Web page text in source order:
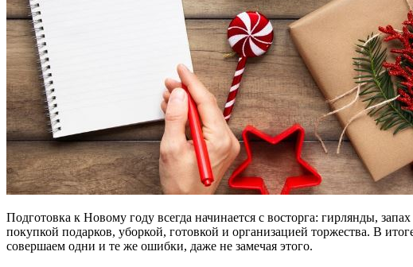
Подготовка к Новому году всегда начинается с восторга: гирлянды,
покупкой подарков, уборкой, готовкой и организацией торжества. В
совершаем одни и те же ошибки, даже не замечая этого.